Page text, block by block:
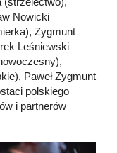
Nowicki
Zygmunt
Leśniewski
Paweł Zygmunt
polskiego
i partnerów